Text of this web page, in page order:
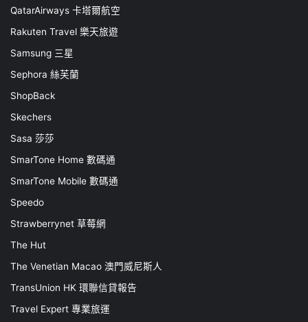
QatarAirways 卡塔爾航空
Rakuten Travel 樂天旅遊
Samsung 三星
Sephora 絲芙蘭
ShopBack
Skechers
Sasa 莎莎
SmarTone Home 數碼通
SmarTone Mobile 數碼通
Speedo
Strawberrynet 草莓網
The Hut
The Venetian Macao 澳門威尼斯人
TransUnion HK 環聯信貸報告
Travel Expert 專業旅運